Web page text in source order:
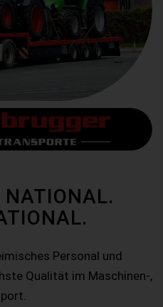
NATIONAL.
Personal und
Qualität im Maschinen-,